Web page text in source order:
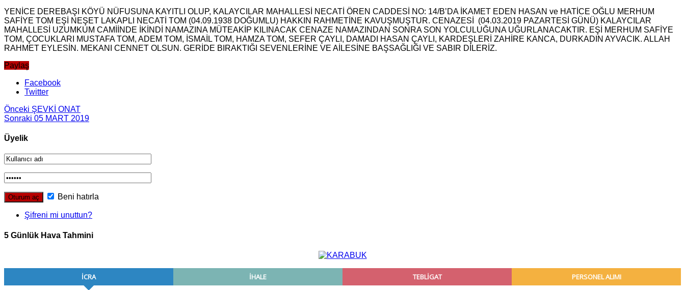
YENİCE DEREBAŞI KÖYÜ NÜFUSUNA KAYITLI OLUP, KALAYCILAR MAHALLESİ NECATİ ÖREN CADDESİ NO: 14/B’DA İKAMET EDEN HASAN ve HATİCE OĞLU MERHUM
SAFİYE TOM EŞİ NEŞET LAKAPLI NECATİ TOM (04.09.1938 DOĞUMLU) HAKKIN RAHMETİNE KAVUŞMUŞTUR. CENAZESİ (04.03.2019 PAZARTESİ GÜNÜ) KALAYCILAR
MAHALLESİ UZUMKUM CAMİİNDE İKİNDİ NAMAZINA MÜTEAKİP KILINACAK CENAZE NAMAZINDAN SONRA SON YOLCULUĞUNA UĞURLANACAKTIR. EŞİ MERHUM SAFİYE
TOM, ÇOCUKLARI MUSTAFA TOM, ADEM TOM, İSMAİL TOM, HAMZA TOM, SEFER ÇAYLI, DAMADI HASAN ÇAYLI, KARDEŞLERİ ZAHİRE KANCA, DURKADIN AYVACIK. ALLAH
RAHMET EYLESİN. MEKANI CENNET OLSUN. GERİDE BIRAKTIĞI SEVENLERİNE VE AİLESİNE BAŞSAĞLIĞI VE SABIR DİLERİZ.
Paylaş
Facebook
Twitter
Önceki ŞEVKİ ONAT
Sonraki 05 MART 2019
Üyelik
Beni hatırla
Şifreni mi unuttun?
5 Günlük Hava Tahmini